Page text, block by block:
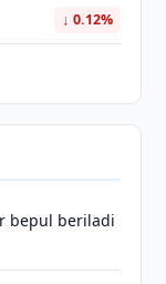
↓ 0.12%
bepul beriladi